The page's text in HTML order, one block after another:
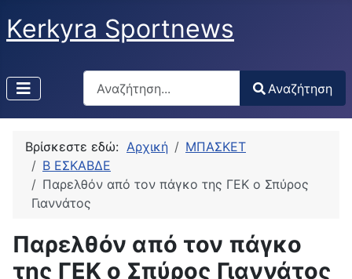
Kerkyra Sportnews
Αναζήτηση
Type 2 or more characters for results.
Αναζήτηση
Βρίσκεστε εδώ: Αρχική
ΜΠΑΣΚΕΤ
Β ΕΣΚΑΒΔΕ
Παρελθόν από τον πάγκο της ΓΕΚ ο Σπύρος
Γιαννάτος
Παρελθόν από τον πάγκο
της ΓΕΚ ο Σπύρος Γιαννάτος